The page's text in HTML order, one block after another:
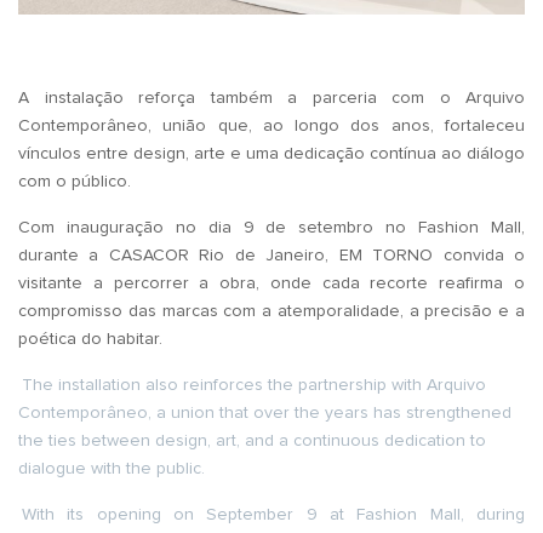
A instalação reforça também a parceria com o Arquivo
Contemporâneo, união que, ao longo dos anos, fortaleceu
vínculos entre design, arte e uma dedicação contínua ao diálogo
com o público.
Com inauguração no dia 9 de setembro no Fashion Mall,
durante a CASACOR Rio de Janeiro, EM TORNO convida o
visitante a percorrer a obra, onde cada recorte reafirma o
compromisso das marcas com a atemporalidade, a precisão e a
poética do habitar.
The installation also reinforces the partnership with Arquivo
Contemporâneo, a union that over the years has strengthened
the ties between design, art, and a continuous dedication to
dialogue with the public.
With its opening on September 9 at Fashion Mall, during